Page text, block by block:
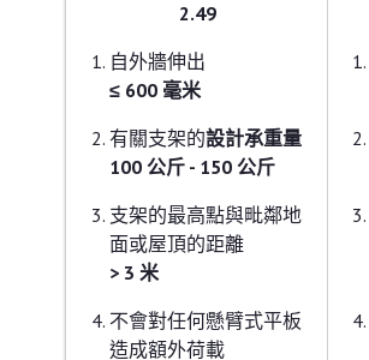
2.49
自外牆伸出
≤ 600 毫米
有關支架的設計承重量
100 公斤 - 150 公斤
支架的最高點與毗鄰地
面或屋頂的距離
> 3 米
不會對任何懸臂式平板
造成額外荷載